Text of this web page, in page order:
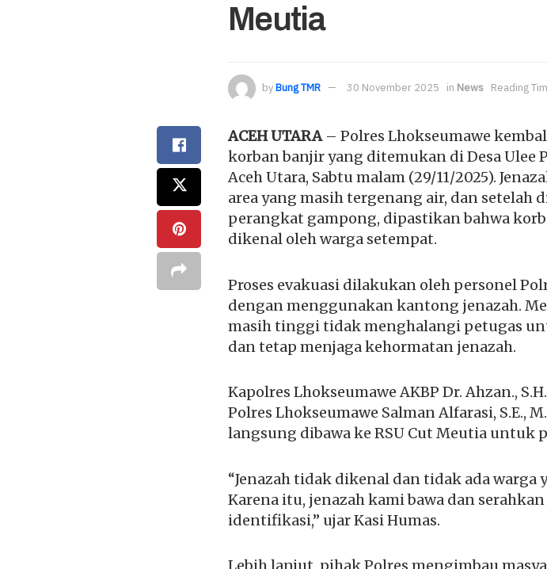
Meutia
byBung TMR 30 November 2025 in News Reading
ACEH UTARA– Polres Lhokseumawe
korban banjir yang ditemukan di Desa Ulee
Aceh Utara, Sabtu malam (29/11/2025).
area yang masih tergenang air, dan setelah
perangkat gampong, dipastikan bahwa
dikenal oleh warga setempat.
Proses evakuasi dilakukan oleh personel
dengan menggunakan kantong jenazah.
masih tinggi tidak menghalangi petugas
dan tetap menjaga kehormatan jenazah.
Kapolres Lhokseumawe AKBP Dr. Ahzan.,
Polres Lhokseumawe Salman Alfarasi, S.E.,
langsung dibawa ke RSU Cut Meutia untuk
“Jenazah tidak dikenal dan tidak ada
Karena itu, jenazah kami bawa dan
identifikasi,” ujar Kasi Humas.